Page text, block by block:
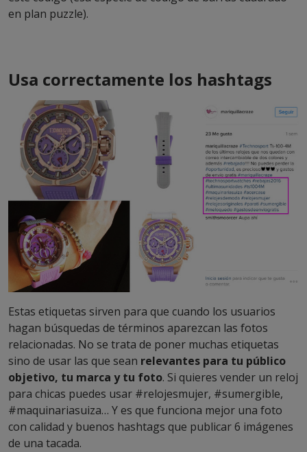
en plan puzzle).
Usa correctamente los hashtags
Estas etiquetas sirven para que cuando los usuarios
hagan búsquedas de términos aparezcan las fotos
relacionadas. No se trata de poner muchas etiquetas
sino de usar las que sean relevantes para tu público
objetivo, tu marca y tu foto. Si quieres vender un reloj
para chicas puedes usar #relojesmujer, #sumergible,
#maquinariasuiza… Y es que funciona mejor una foto
con calidad y buenos hashtags que publicar 6 imágenes
de una tacada.